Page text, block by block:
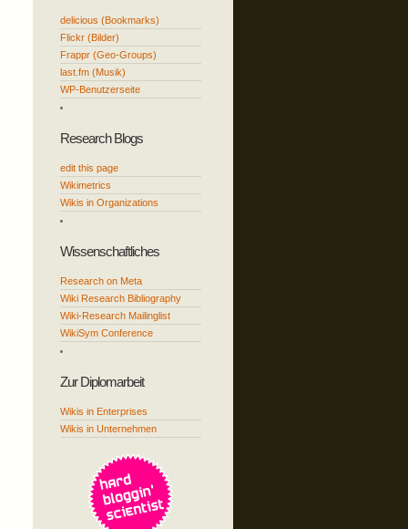
delicious (Bookmarks)
Flickr (Bilder)
Frappr (Geo-Groups)
last.fm (Musik)
WP-Benutzerseite
Research Blogs
edit this page
Wikimetrics
Wikis in Organizations
Wissenschaftliches
Research on Meta
Wiki Research Bibliography
Wiki-Research Mailinglist
WikiSym Conference
Zur Diplomarbeit
Wikis in Enterprises
Wikis in Unternehmen